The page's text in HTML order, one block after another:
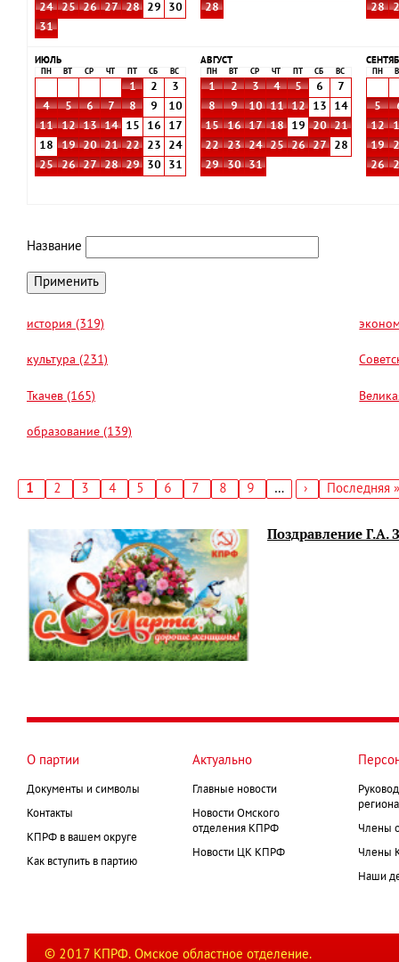
24
25 26 27 28 29
30
31
28
28
ИЮЛЬ
ПН ВТ СР ЧТ СБ ВС
1 2
3
4
5 6 7 8 9
10
11
12 13 14 15 16
17
18
19 20 21 22 23
24
25
26 27 28 29 30 31
АВГУСТ
ПН ВТ СР ЧТ СБ ВС
1 2 3 4 5 6
7
8
9 10 11 12 13
14
15
16 17 18 19 20
21
22
23 24 25 26 27
28
29
30 31
ПН
5
12
19
26
Название
история (319)
культура (231)
Ткачев (165)
образование (139)
Текущая
1 Страница
2 Страница
3 Страница
4 Страница
5 Страница
6 Страница
7 Страница
8 Страница
9 …
Следующая
›
Последняя
Последняя »
Поздравление
О партии
Документы и символы
Контакты
КПРФ в вашем округе
Как вступить в партию
Актуально
Главные новости
Новости Омского
отделения КПРФ
Новости ЦК КПРФ
Члены
Члены
Наши
© 2017 КПРФ. Омское областное отделение.